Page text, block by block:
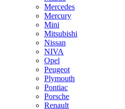
Mercedes
Mercury
Mini
Mitsubishi
Nissan
NIVA
Opel
Peugeot
Plymouth
Pontiac
Porsche
Renault